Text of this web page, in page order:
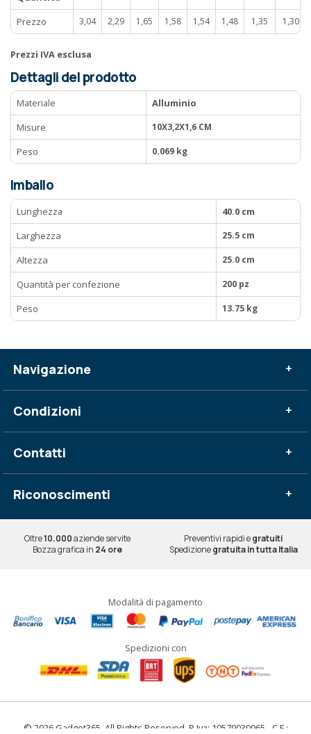
Prezzo 3,04 2,29 1,65 1,58 1,54 1,48 1,35 1,30
Prezzi IVA esclusa
Dettagli del prodotto
Materiale
Alluminio
Misure
10X3,2X1,6 CM
Peso 0.069 kg
Imballo
Lunghezza
40.0 cm
Larghezza
25.5 cm
Altezza 25.0 cm
Quantità per confezione 200 pz
Peso 13.75 kg
Navigazione +
Condizioni +
Contatti +
Riconoscimenti +
Oltre10.000aziende servite Preventivi rapidi egratuiti
Bozza grafica in 24 ore Spedizionegratuita in tutta Italia
Modalità di pagamento
Spedizioni con
© 2026 Gadget365. All Rights Reserved. P.Iva: 10579030965 - C.F.: